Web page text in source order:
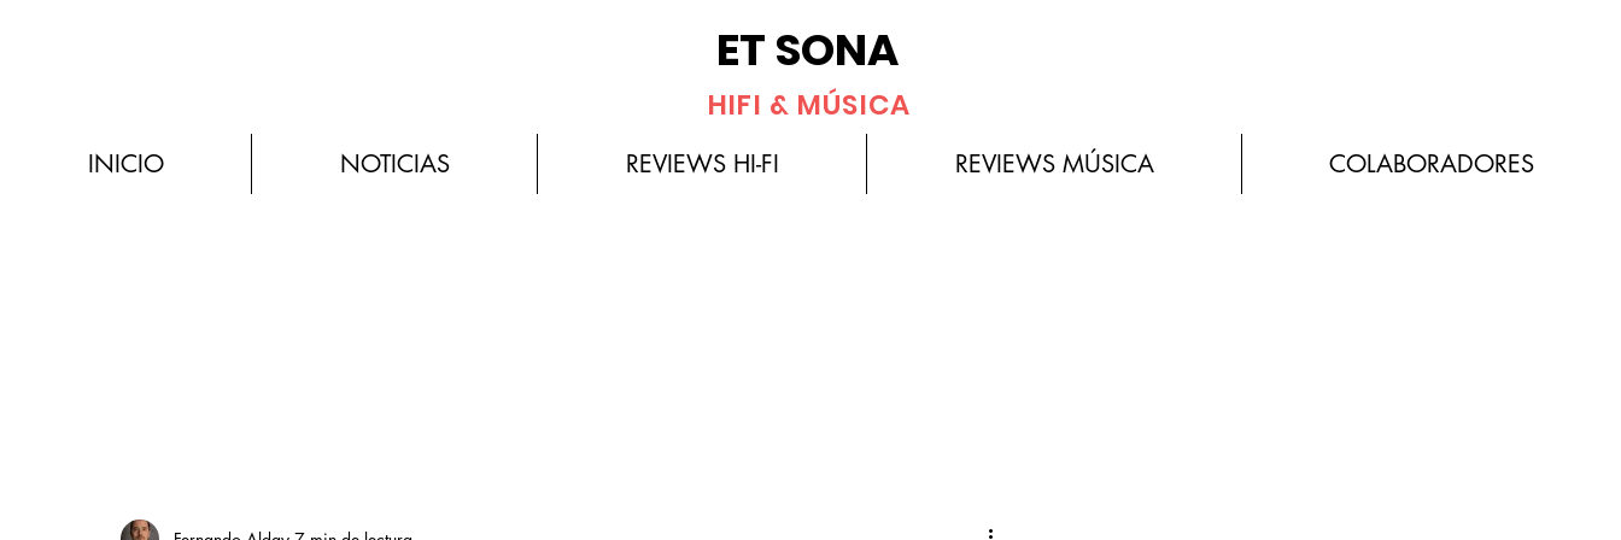
ET SONA
HIFI & MÚSICA
INICIO NOTICIAS REVIEWS HI-FI REVIEWS MÚSICA COLABORADORES